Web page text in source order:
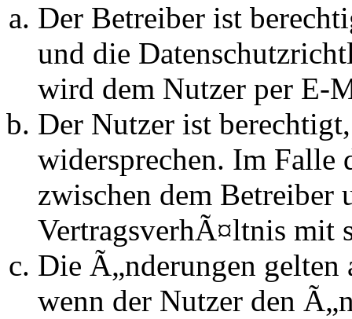
Der Betreiber ist
und die
wird dem Nutzer per E-
Der Nutzer ist
widersprechen. Im Falle
zwischen dem Betreiber
VertragsverhÃ¤ltnis mit
Die Ã„nderungen
wenn der Nutzer den